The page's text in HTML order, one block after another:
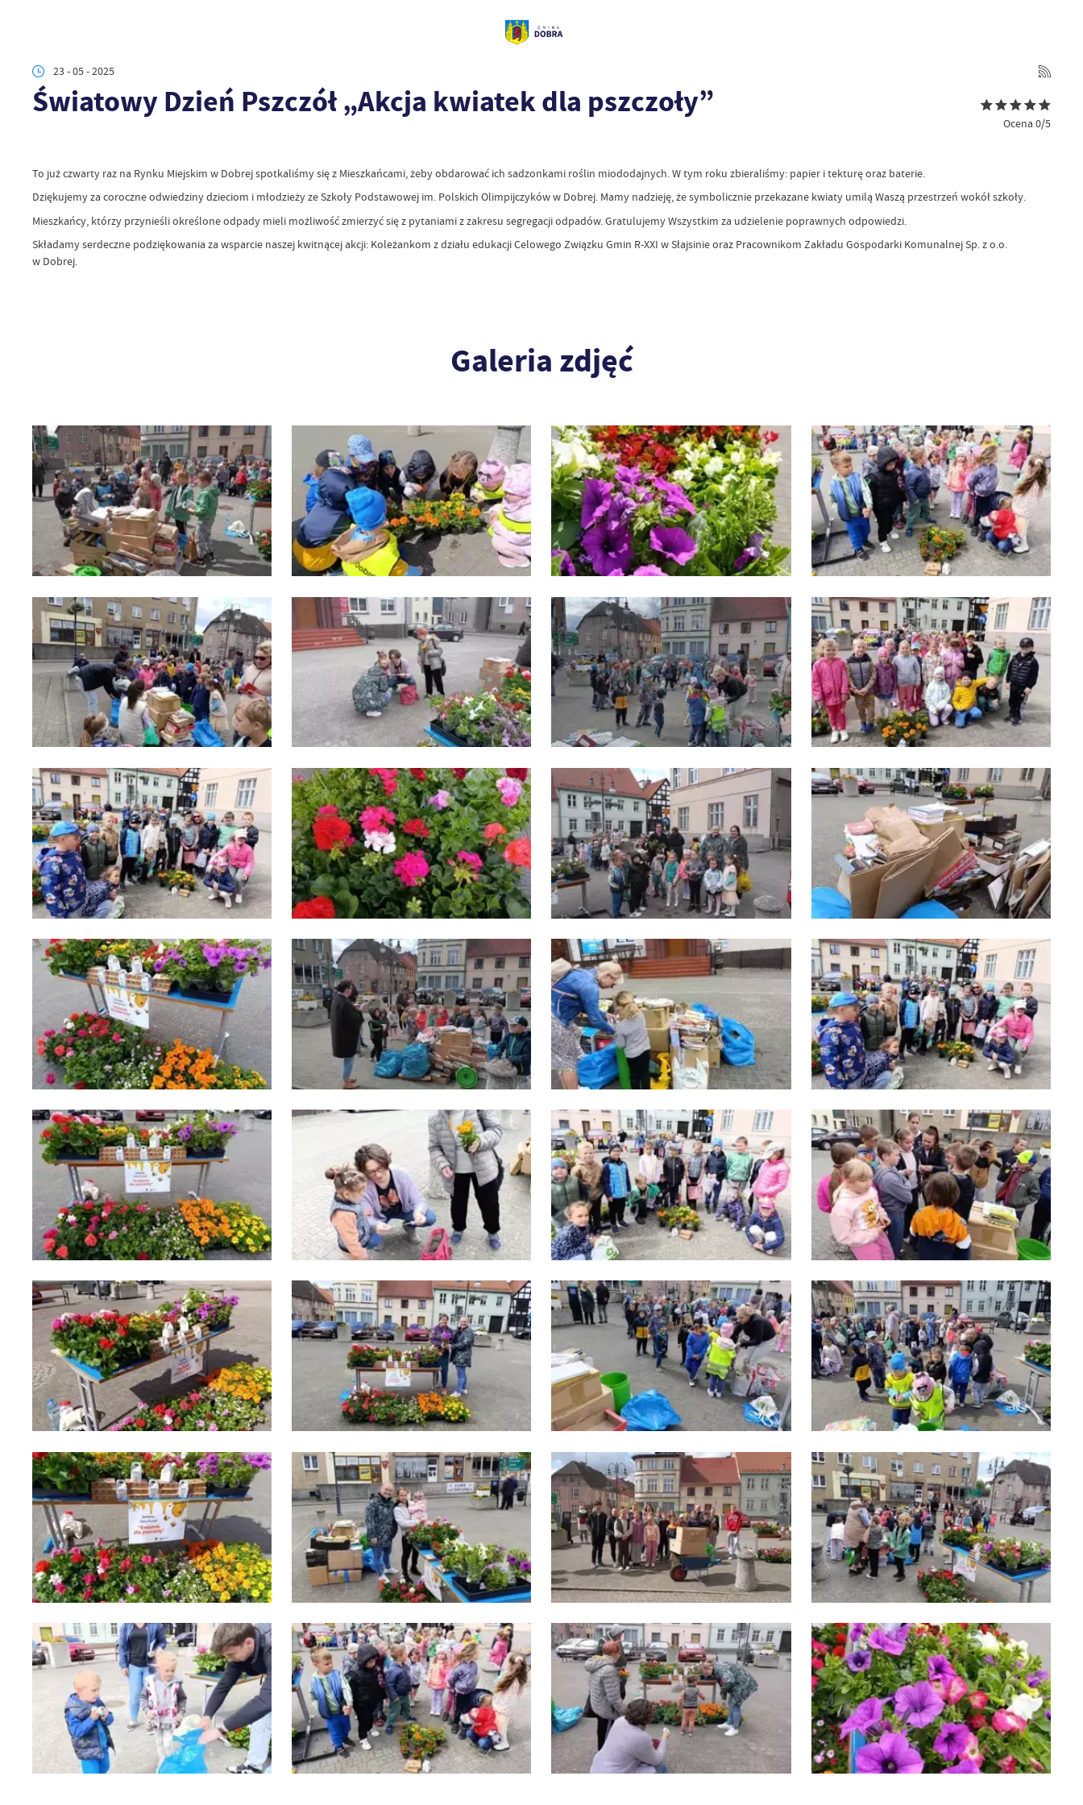
23 - 05 - 2025
Światowy Dzień Pszczół „Akcja kwiatek dla pszczoły”
Ocena 0/5
To już czwarty raz na Rynku Miejskim w Dobrej spotkaliśmy się z Mieszkańcami, żeby obdarować ich sadzonkami roślin miododajnych. W tym roku zbieraliśmy: papier i tekturę oraz baterie.
Dziękujemy za coroczne odwiedziny dzieciom i młodzieży ze Szkoły Podstawowej im. Polskich Olimpijczyków w Dobrej. Mamy nadzieję, że symbolicznie przekazane kwiaty umilą Waszą przestrzeń wokół szkoły.
Mieszkańcy, którzy przynieśli określone odpady mieli możliwość zmierzyć się z pytaniami z zakresu segregacji odpadów. Gratulujemy Wszystkim za udzielenie poprawnych odpowiedzi.
Składamy serdeczne podziękowania za wsparcie naszej kwitnącej akcji: Koleżankom z działu edukacji Celowego Związku Gmin R-XXI w Słajsinie oraz Pracownikom Zakładu Gospodarki Komunalnej Sp. z o.o.
w Dobrej.
Galeria zdjęć